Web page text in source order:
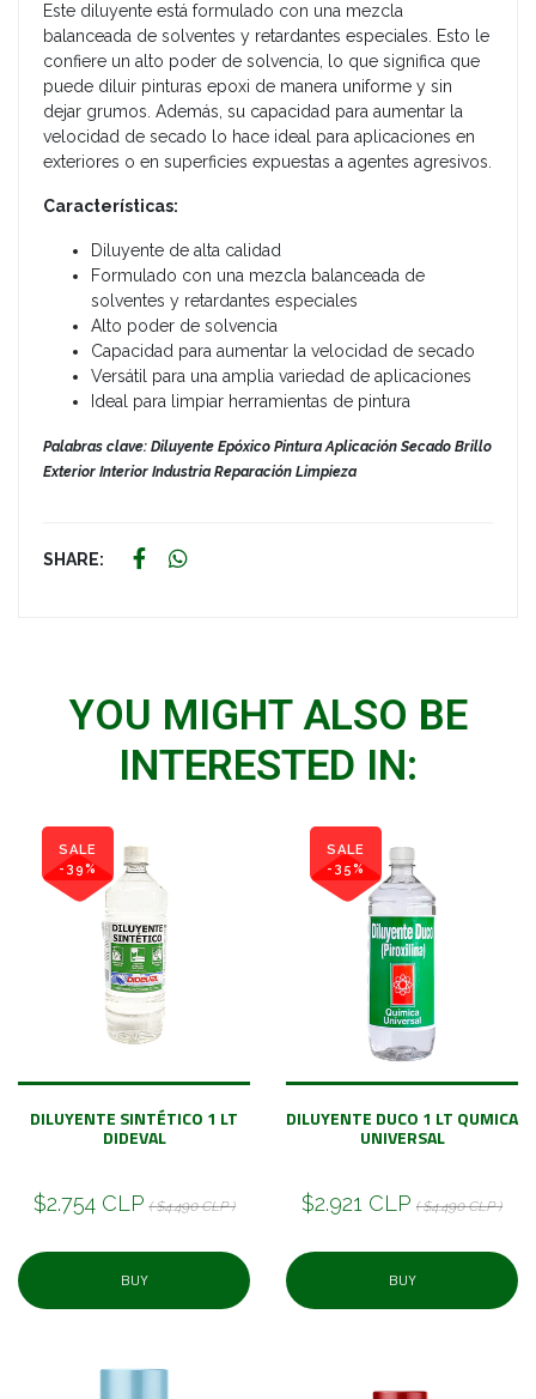
Este diluyente está formulado con una mezcla
balanceada de solventes y retardantes especiales. Esto le
confiere un alto poder de solvencia, lo que significa que
puede diluir pinturas epoxi de manera uniforme y sin
dejar grumos. Además, su capacidad para aumentar la
velocidad de secado lo hace ideal para aplicaciones en
exteriores o en superficies expuestas a agentes agresivos.
Características:
Diluyente de alta calidad
Formulado con una mezcla balanceada de
solventes y retardantes especiales
Alto poder de solvencia
Capacidad para aumentar la velocidad de secado
Versátil para una amplia variedad de aplicaciones
Ideal para limpiar herramientas de pintura
Palabras clave: Diluyente Epóxico Pintura Aplicación Secado Brillo
Exterior Interior Industria Reparación Limpieza
SHARE:
YOU MIGHT ALSO BE
INTERESTED IN:
SALE
-39%
DILUYENTE SINTÉTICO 1 LT
DIDEVAL
$2.754 CLP ( $4.490 CLP )
BUY
SALE
-35%
DILUYENTE DUCO 1 LT QUMICA
UNIVERSAL
$2.921 CLP ( $4.490 CLP )
BUY